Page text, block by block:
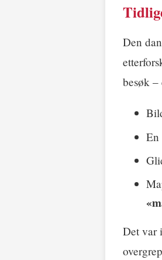
Den
besøk
En
Det var